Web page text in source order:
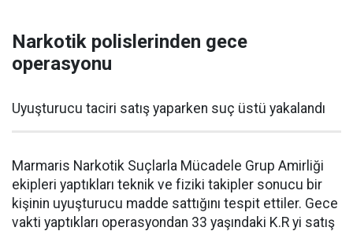
Narkotik polislerinden gece
operasyonu
Uyuşturucu taciri satış yaparken suç üstü yakalandı
Marmaris Narkotik Suçlarla Mücadele Grup Amirliği
ekipleri yaptıkları teknik ve fiziki takipler sonucu bir
kişinin uyuşturucu madde sattığını tespit ettiler. Gece
vakti yaptıkları operasyondan 33 yaşındaki K.R yi satış